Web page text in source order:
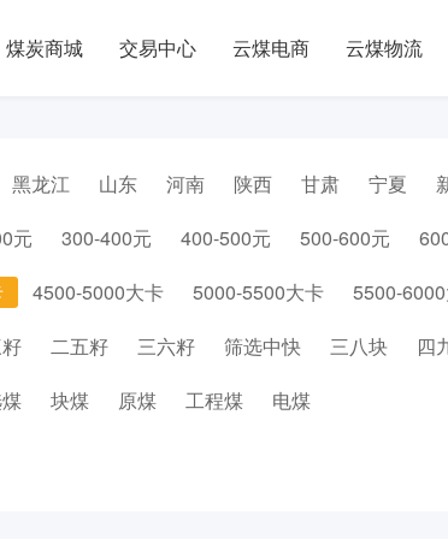
煤炭商城 交易中心 云煤电商 云煤物流
黑龙江 山东 河南 陕西 甘肃 宁夏
元 300-400元 400-500元 500-600元
4500-5000大卡 5000-5500大卡 5500-
二五籽 三六籽 筛选中快 三八块 四
块煤 原煤 工程煤
电煤